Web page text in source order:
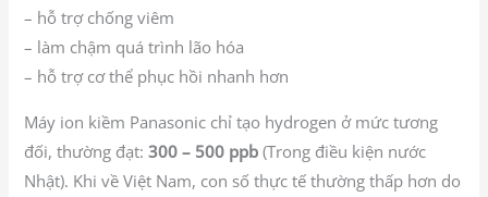
– hỗ trợ chống viêm
– làm chậm quá trình lão hóa
– hỗ trợ cơ thể phục hồi nhanh hơn
Máy ion kiềm Panasonic chỉ tạo hydrogen ở mức tương
đối, thường đạt:300 – 500 ppb(Trong điều kiện nước
Nhật). Khi về Việt Nam, con số thực tế thường thấp hơn do